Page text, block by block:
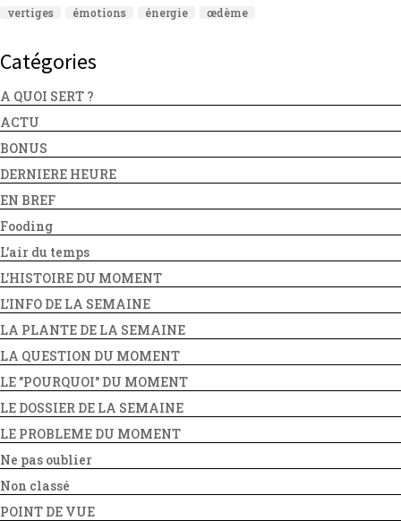
vertiges
émotions énergie œdème
Catégories
A QUOI SERT ?
ACTU
BONUS
DERNIERE HEURE
EN BREF
Fooding
L'air du temps
L'HISTOIRE DU MOMENT
L'INFO DE LA SEMAINE
LA PLANTE DE LA SEMAINE
LA QUESTION DU MOMENT
LE "POURQUOI" DU MOMENT
LE DOSSIER DE LA SEMAINE
LE PROBLEME DU MOMENT
Ne pas oublier
Non classé
POINT DE VUE